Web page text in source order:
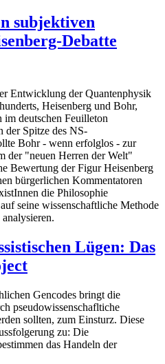
subjektiven
Debatte
Entwicklung der Quantenphysik
Heisenberg und Bohr,
im deutschen Feuilleton
der Spitze des NS-
Bohr - wenn erfolglos - zur
der "neuen Herren der Welt"
Bewertung der Figur Heisenberg
bürgerlichen Kommentatoren
die Philosophie
seine wissenschaftliche Methode
Lügen: Das
Gencodes bringt die
pseudowissenschafltiche
sollten, zum Einsturz. Diese
zu: Die
das Handeln der